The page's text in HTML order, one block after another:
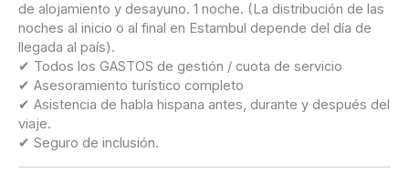
de alojamiento y desayuno. 1 noche. (La distribución de las
noches al inicio o al final en Estambul depende del día de
llegada al país).
✔ Todos los GASTOS de gestión / cuota de servicio
✔ Asesoramiento turístico completo
✔ Asistencia de habla hispana antes, durante y después del
viaje.
✔ Seguro de inclusión.